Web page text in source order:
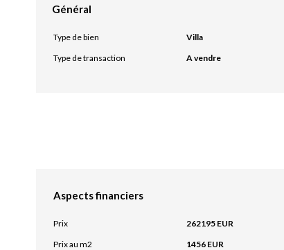
Général
Type de bien
Villa
Type de transaction
A vendre
Aspects financiers
Prix
262195 EUR
Prix au m2
1456 EUR